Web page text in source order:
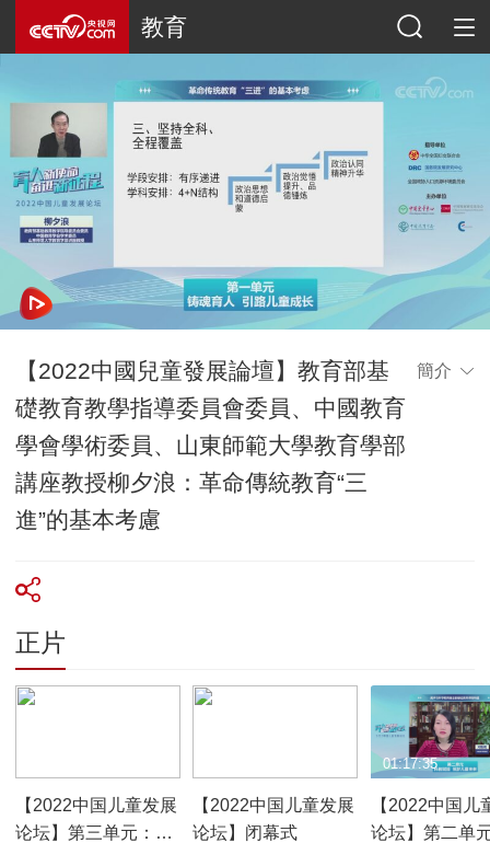
教育
【2022中國兒童發展論壇】教育部基
礎教育教學指導委員會委員、中國教育
學會學術委員、山東師範大學教育學部
講座教授柳夕浪：革命傳統教育“三
進”的基本考慮
簡介
正片
【2022中国儿童发展
论坛】第三单元：强
【2022中国儿童发展
论坛】闭幕式
【2022中国儿
论坛】第二单
01:17:35